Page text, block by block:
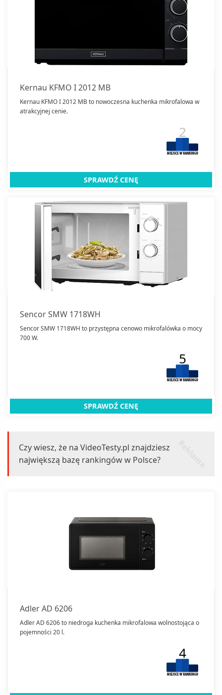
Kernau KFMO I 2012 MB
Kernau KFMO I 2012 MB to nowoczesna kuchenka mikrofalowa w
atrakcyjnej cenie.
2
SPRAWDŹ CENĘ
Sencor SMW 1718WH
Sencor SMW 1718WH to przystępna cenowo mikrofalówka o mocy
700 W.
5
SPRAWDŹ CENĘ
Czy wiesz, że na VideoTesty.pl znajdziesz
największą bazę rankingów w Polsce?
Adler AD 6206
Adler AD 6206 to niedroga kuchenka mikrofalowa wolnostojąca o
pojemności 20 l.
4